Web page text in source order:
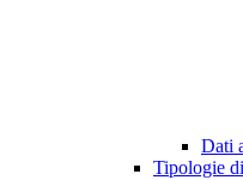
Dati
Tipologie